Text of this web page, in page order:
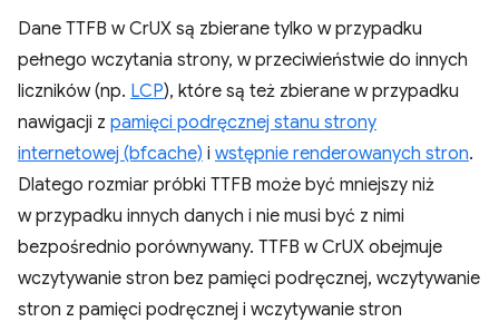
Dane TTFB w CrUX są zbierane tylko w przypadku
pełnego wczytania strony, w przeciwieństwie do innych
liczników (np. LCP), które są też zbierane w przypadku
nawigacji z pamięci podręcznej stanu strony
internetowej (bfcache) i wstępnie renderowanych stron.
Dlatego rozmiar próbki TTFB może być mniejszy niż
w przypadku innych danych i nie musi być z nimi
bezpośrednio porównywany. TTFB w CrUX obejmuje
wczytywanie stron bez pamięci podręcznej, wczytywanie
stron z pamięci podręcznej i wczytywanie stron